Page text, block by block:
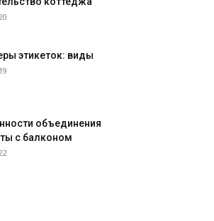
этикеток: виды
объединения
с балконом